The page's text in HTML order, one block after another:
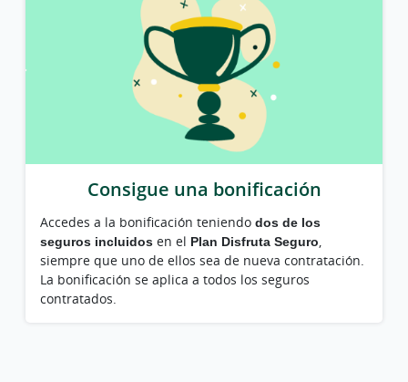
Consigue una bonificación
Accedes a la bonificación teniendo dos de los
seguros incluidos en el Plan Disfruta Seguro,
siempre que uno de ellos sea de nueva contratación.
La bonificación se aplica a todos los seguros
contratados.